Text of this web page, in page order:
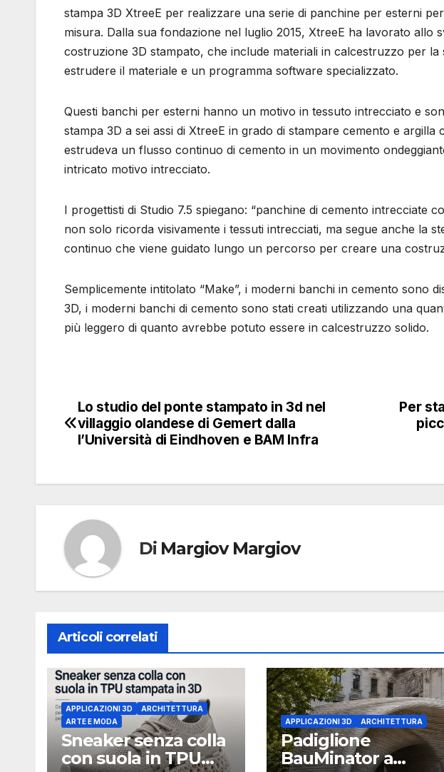
stampa 3D XtreeE per realizzare una serie di panchine per esterni
misura. Dalla sua fondazione nel luglio 2015, XtreeE ha lavorato allo
costruzione 3D stampato, che include materiali in calcestruzzo per
estrudere il materiale e un programma software specializzato.
Questi banchi per esterni hanno un motivo in tessuto intrecciato e
stampa 3D a sei assi di XtreeE in grado di stampare cemento e
estrudeva un flusso continuo di cemento in un movimento
intricato motivo intrecciato.
I progettisti di Studio 7.5 spiegano: “panchine di cemento intrecciate
non solo ricorda visivamente i tessuti intrecciati, ma segue anche la
continuo che viene guidato lungo un percorso per creare una
Semplicemente intitolato “Make”, i moderni banchi in cemento sono
3D, i moderni banchi di cemento sono stati creati utilizzando una
più leggero di quanto avrebbe potuto essere in calcestruzzo solido.
Navigazione
articoli
Per
Lo studio del ponte stampato in 3d nel
villaggio olandese di Gemert dalla
l’Università di Eindhoven e BAM Infra
Di Margiov Margiov
Articoli correlati
APPLICAZIONI 3D
ARCHITETTURA
ARTE E MODA
Sneaker senza colla
con suola in TPU
APPLICAZIONI 3D ARCHITETTURA
Padiglione
BauMinator a